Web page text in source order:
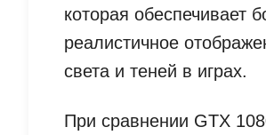
которая обеспечивает
реалистичное
света и теней в играх.
При сравнении GTX